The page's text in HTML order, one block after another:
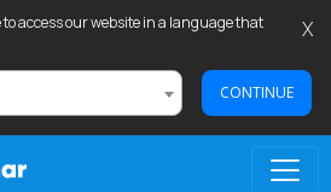
access our website in a language that
CONTINUE
X